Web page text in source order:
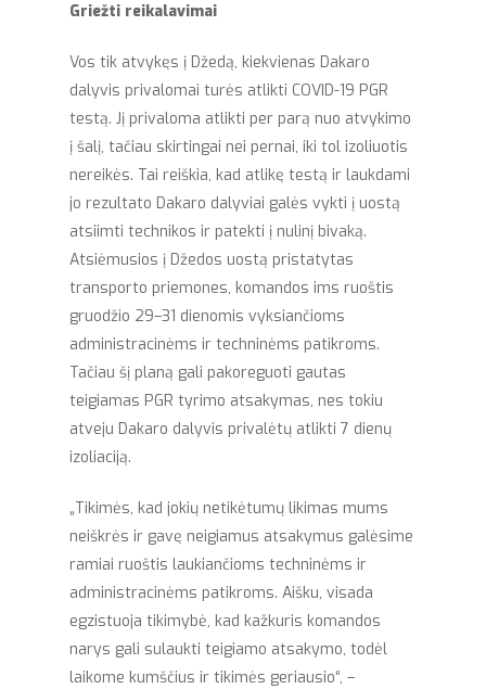
Griežti reikalavimai
Vos tik atvykęs į Džedą, kiekvienas Dakaro
dalyvis privalomai turės atlikti COVID-19 PGR
testą. Jį privaloma atlikti per parą nuo atvykimo
į šalį, tačiau skirtingai nei pernai, iki tol izoliuotis
nereikės. Tai reiškia, kad atlikę testą ir laukdami
jo rezultato Dakaro dalyviai galės vykti į uostą
atsiimti technikos ir patekti į nulinį bivaką.
Atsiėmusios į Džedos uostą pristatytas
transporto priemones, komandos ims ruoštis
gruodžio 29–31 dienomis vyksiančioms
administracinėms ir techninėms patikroms.
Tačiau šį planą gali pakoreguoti gautas
teigiamas PGR tyrimo atsakymas, nes tokiu
atveju Dakaro dalyvis privalėtų atlikti 7 dienų
izoliaciją.
„Tikimės, kad jokių netikėtumų likimas mums
neiškrės ir gavę neigiamus atsakymus galėsime
ramiai ruoštis laukiančioms techninėms ir
administracinėms patikroms. Aišku, visada
egzistuoja tikimybė, kad kažkuris komandos
narys gali sulaukti teigiamo atsakymo, todėl
laikome kumščius ir tikimės geriausio“, –